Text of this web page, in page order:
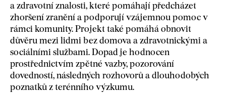
a zdravotní znalosti, které pomáhají předcházet
zhoršení zranění a podporují vzájemnou pomoc v
rámci komunity. Projekt také pomáhá obnovit
důvěru mezi lidmi bez domova a zdravotnickými a
sociálními službami. Dopad je hodnocen
prostřednictvím zpětné vazby, pozorování
dovedností, následných rozhovorů a dlouhodobých
poznatků z terénního výzkumu.